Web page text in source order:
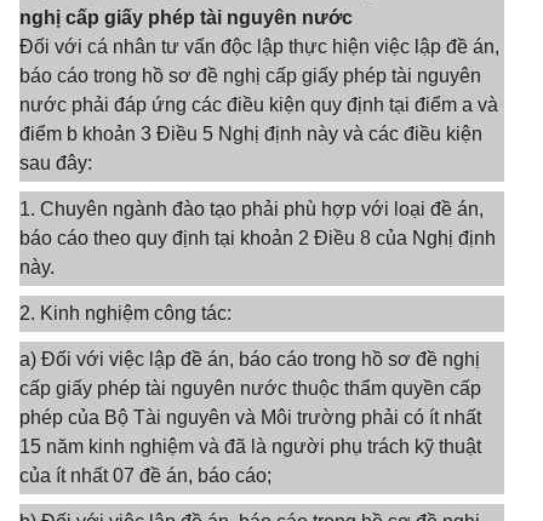
nghị cấp giấy phép tài nguyên nước
Đối với cá nhân tư vấn độc lập thực hiện việc lập đề án,
báo cáo trong hồ sơ đề nghị cấp giấy phép tài nguyên
nước phải đáp ứng các điều kiện quy định tại điểm a và
điểm b khoản 3 Điều 5 Nghị định này và các điều kiện
sau đây:
1. Chuyên ngành đào tạo phải phù hợp với loại đề án,
báo cáo theo quy định tại khoản 2 Điều 8 của Nghị định
này.
2. Kinh nghiệm công tác:
a) Đối với việc lập đề án, báo cáo trong hồ sơ đề nghị
cấp giấy phép tài nguyên nước thuộc thẩm quyền cấp
phép của Bộ Tài nguyên và Môi trường phải có ít nhất
15 năm kinh nghiệm và đã là người phụ trách kỹ thuật
của ít nhất 07 đề án, báo cáo;